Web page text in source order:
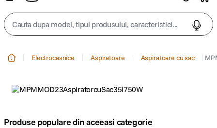
Cauta dupa model, tipul produsului, caracteristici...
3. trepied telefon
Electrocasnice Aspiratoare Aspiratoare cu sac
Produse populare din aceeasi categorie